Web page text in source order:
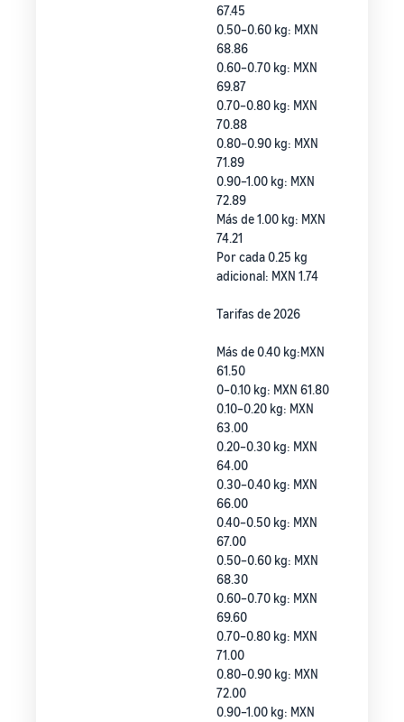
67.45
0.50–0.60 kg: MXN
68.86
0.60–0.70 kg: MXN
69.87
0.70–0.80 kg: MXN
70.88
0.80–0.90 kg: MXN
71.89
0.90–1.00 kg: MXN
72.89
Más de 1.00 kg: MXN
74.21
Por cada 0.25 kg
adicional: MXN 1.74
Tarifas de 2026
Más de 0.40 kg:MXN
61.50
0–0.10 kg: MXN 61.80
0.10–0.20 kg: MXN
63.00
0.20–0.30 kg: MXN
64.00
0.30–0.40 kg: MXN
66.00
0.40–0.50 kg: MXN
67.00
0.50–0.60 kg: MXN
68.30
0.60–0.70 kg: MXN
69.60
0.70–0.80 kg: MXN
71.00
0.80–0.90 kg: MXN
72.00
0.90–1.00 kg: MXN